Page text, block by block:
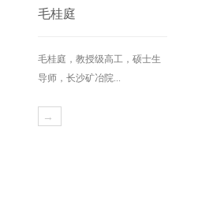
毛桂庭
毛桂庭，教授级高工，硕士生
导师，长沙矿冶院...
→